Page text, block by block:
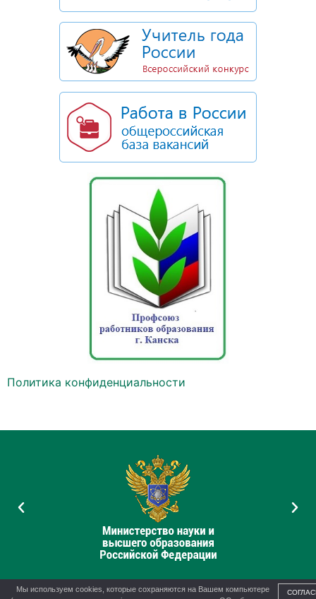
Политика конфиденциальности
Мы используем cookies, которые сохраняются на Вашем компьютере